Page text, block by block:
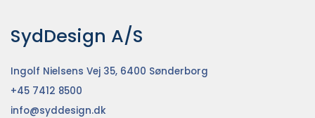
SydDesign A/S
Ingolf Nielsens Vej 35, 6400 Sønderborg
+45 7412 8500
info@syddesign.dk